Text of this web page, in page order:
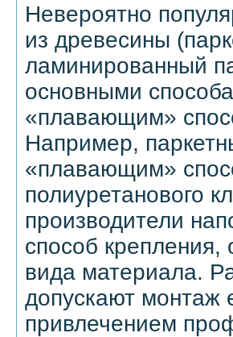
Невероятно
из древесины
ламинированный
основными
«плавающим»
Например,
«плавающим»
полиуретанового
производители
способ крепления,
вида материала.
допускают монтаж
привлечением